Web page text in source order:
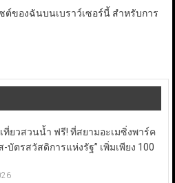
ต์ของฉันบนเบราว์เซอร์นี้ สำหรับการ
เที่ยวสวนน้ำ ฟรี! ที่สยามอะเมซิ่งพาร์ค
บัตรสวัสดิการแห่งรัฐ” เพิ่มเพียง 100